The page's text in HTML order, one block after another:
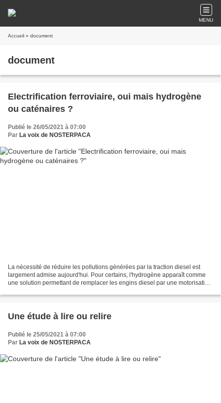
MENU
Accueil » document
document
Electrification ferroviaire, oui mais hydrogène
ou caténaires ?
Publié le 26/05/2021 à 07:00
Par La voix de NOSTERPACA
La nécessité de réduire les pollutions générées par la traction diesel est
largement admise aujourd'hui. Pour certains, l'hydrogène apparaît comme
une solution permettant de remplacer les engins diesel par une motorisation
Une étude à lire ou relire
Publié le 25/05/2021 à 07:00
Par La voix de NOSTERPACA